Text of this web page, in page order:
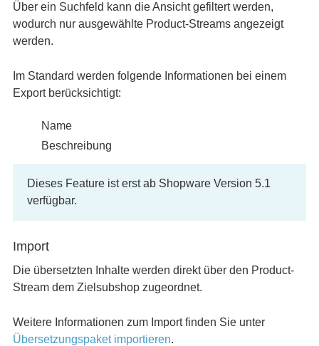
Über ein Suchfeld kann die Ansicht gefiltert werden,
wodurch nur ausgewählte Product-Streams angezeigt
werden.
Im Standard werden folgende Informationen bei einem
Export berücksichtigt:
Name
Beschreibung
Dieses Feature ist erst ab Shopware Version 5.1
verfügbar.
Import
Die übersetzten Inhalte werden direkt über den Product-
Stream dem Zielsubshop zugeordnet.
Weitere Informationen zum Import finden Sie unter
Übersetzungspaket importieren.